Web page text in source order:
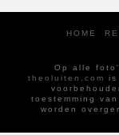
HOME
Op alle
theoluiten.com
is
toestemming
worden